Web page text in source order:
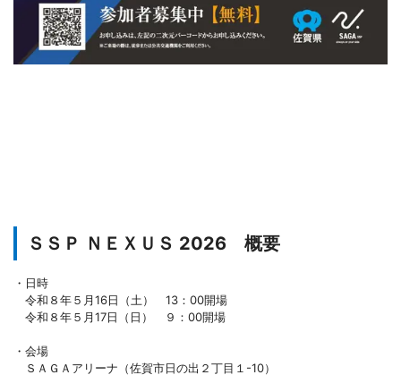
ＳＳＰ ＮＥＸＵＳ 2026 概要
・日時
令和８年５月16日（土） 13：00開場
令和８年５月17日（日） ９：00開場
・会場
ＳＡＧＡアリーナ（佐賀市日の出２丁目１-10）